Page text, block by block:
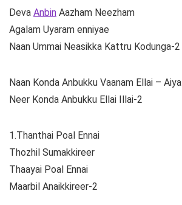
Deva Anbin Aazham Neezham
Agalam Uyaram enniyae
Naan Ummai Neasikka Kattru Kodunga-2
Naan Konda Anbukku Vaanam Ellai – Aiya
Neer Konda Anbukku Ellai Illai-2
1.Thanthai Poal Ennai
Thozhil Sumakkireer
Thaayai Poal Ennai
Maarbil Anaikkireer-2